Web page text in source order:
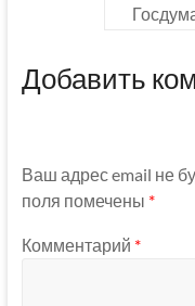
Добавить
Ваш адрес email не
поля помечены *
Комментарий *